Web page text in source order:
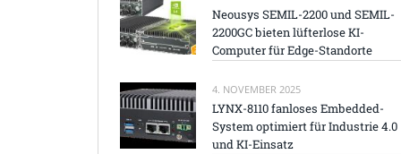
Neousys SEMIL-2200 und SEMIL-
2200GC bieten lüfterlose KI-
Computer für Edge-Standorte
4. NOVEMBER 2025
LYNX-8110 fanloses Embedded-
System optimiert für Industrie 4.0
und KI-Einsatz